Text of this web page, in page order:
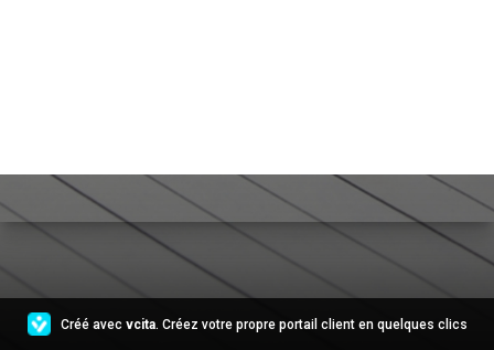
Créé avec vcita. Créez votre propre portail client en quelques clics